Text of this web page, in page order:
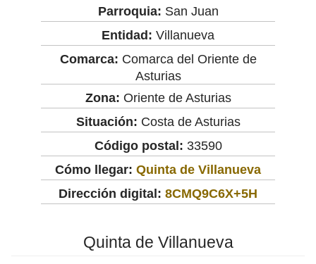
Parroquia: San Juan
Entidad: Villanueva
Comarca: Comarca del Oriente de
Asturias
Zona: Oriente de Asturias
Situación: Costa de Asturias
Código postal: 33590
Cómo llegar: Quinta de Villanueva
Dirección digital: 8CMQ9C6X+5H
Quinta de Villanueva